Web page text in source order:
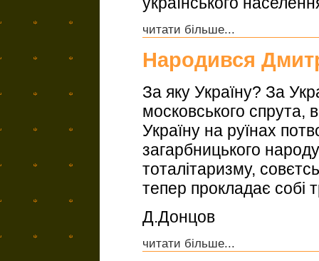
читати більше...
Народився
За яку Україну? За
московського спрута,
Україну на руїнах
загарбницького
тоталітаризму,
тепер прокладає собі
Д.Донцов
читати більше...